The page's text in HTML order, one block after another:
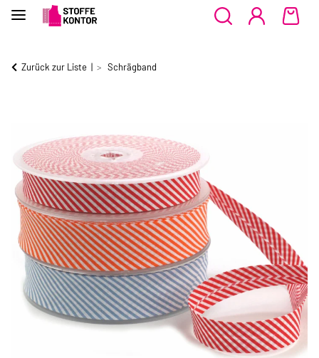
Zurück zur Liste Schrägband